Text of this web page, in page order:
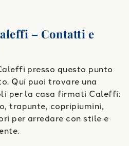
– Contatti e
presso questo punto
Qui puoi trovare una
per la casa firmati Caleffi:
trapunte, copripiumini,
per arredare con stile e